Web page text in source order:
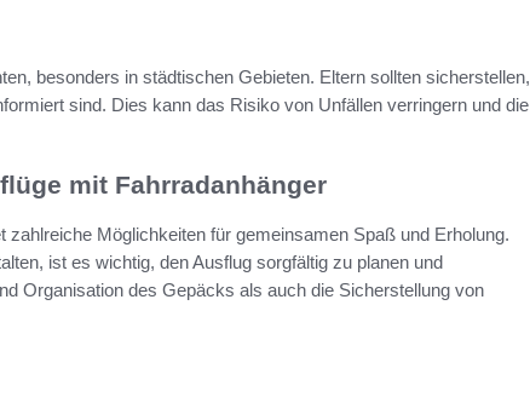
besonders in städtischen Gebieten. Eltern sollten sicherstellen,
sind. Dies kann das Risiko von Unfällen verringern und die
mit Fahrradanhänger
Möglichkeiten für gemeinsamen Spaß und Erholung.
ist es wichtig, den Ausflug sorgfältig zu planen und
Organisation des Gepäcks als auch die Sicherstellung von